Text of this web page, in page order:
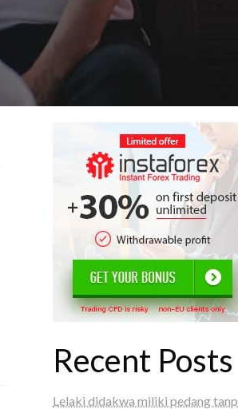
Recent Posts
Lelaki didakwa miliki pedang